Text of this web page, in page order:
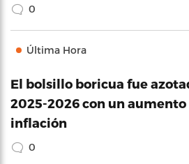
0
Última Hora
El bolsillo boricua fue
2025-2026 con un aumento
inflación
0